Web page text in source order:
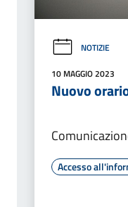
NOTIZIE
10 MAGGIO 2023
Nuovo
Accesso